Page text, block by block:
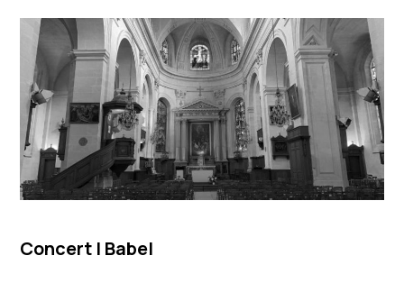
Concert | Babel